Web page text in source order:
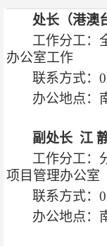
处长（港澳
工作分工：
办公室工作
联系方式：
办公地点：
副处长 江
工作分工：
项目管理办公室
联系方式：
办公地点：